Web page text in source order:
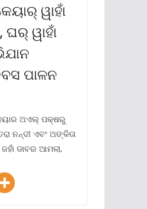
ୱାହାଁ
ଘର୍ ୱାହାଁ
ପାଳନ
ଅଏଲ୍ ପକ୍ଷରୁ
ନନ୍ଦୀ ଏବଂ ଅଙ୍କିତା
ଡାବର ଆମଲା,